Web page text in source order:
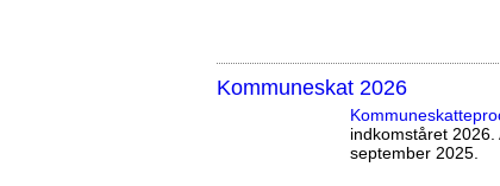
Kommuneskat 2026
indkomståret
september 2025.